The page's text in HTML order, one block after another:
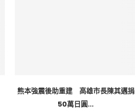
熊本強震後助重建 高雄市長陳其邁捐
50萬日圓...